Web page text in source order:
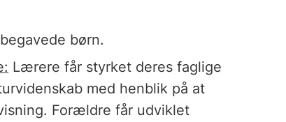
børn.
Lærere får styrket deres faglige
med henblik på at
Forældre får udviklet